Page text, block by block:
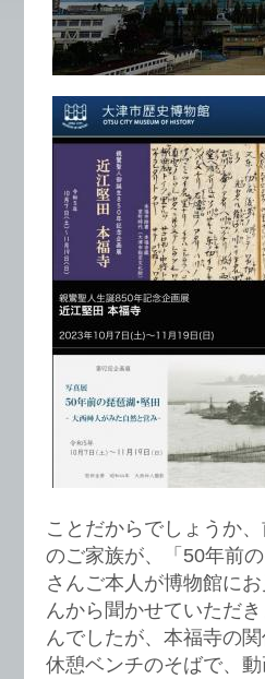
ことだからでしょうか
のご家族が、「50年前
さんご本人が博物館に
んから聞かせていただ
んでしたが、本福寺の
休憩ベンチのそばで、